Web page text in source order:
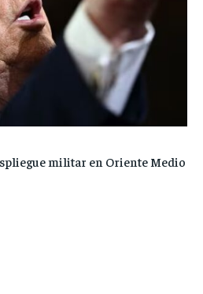
militar en Oriente Medio